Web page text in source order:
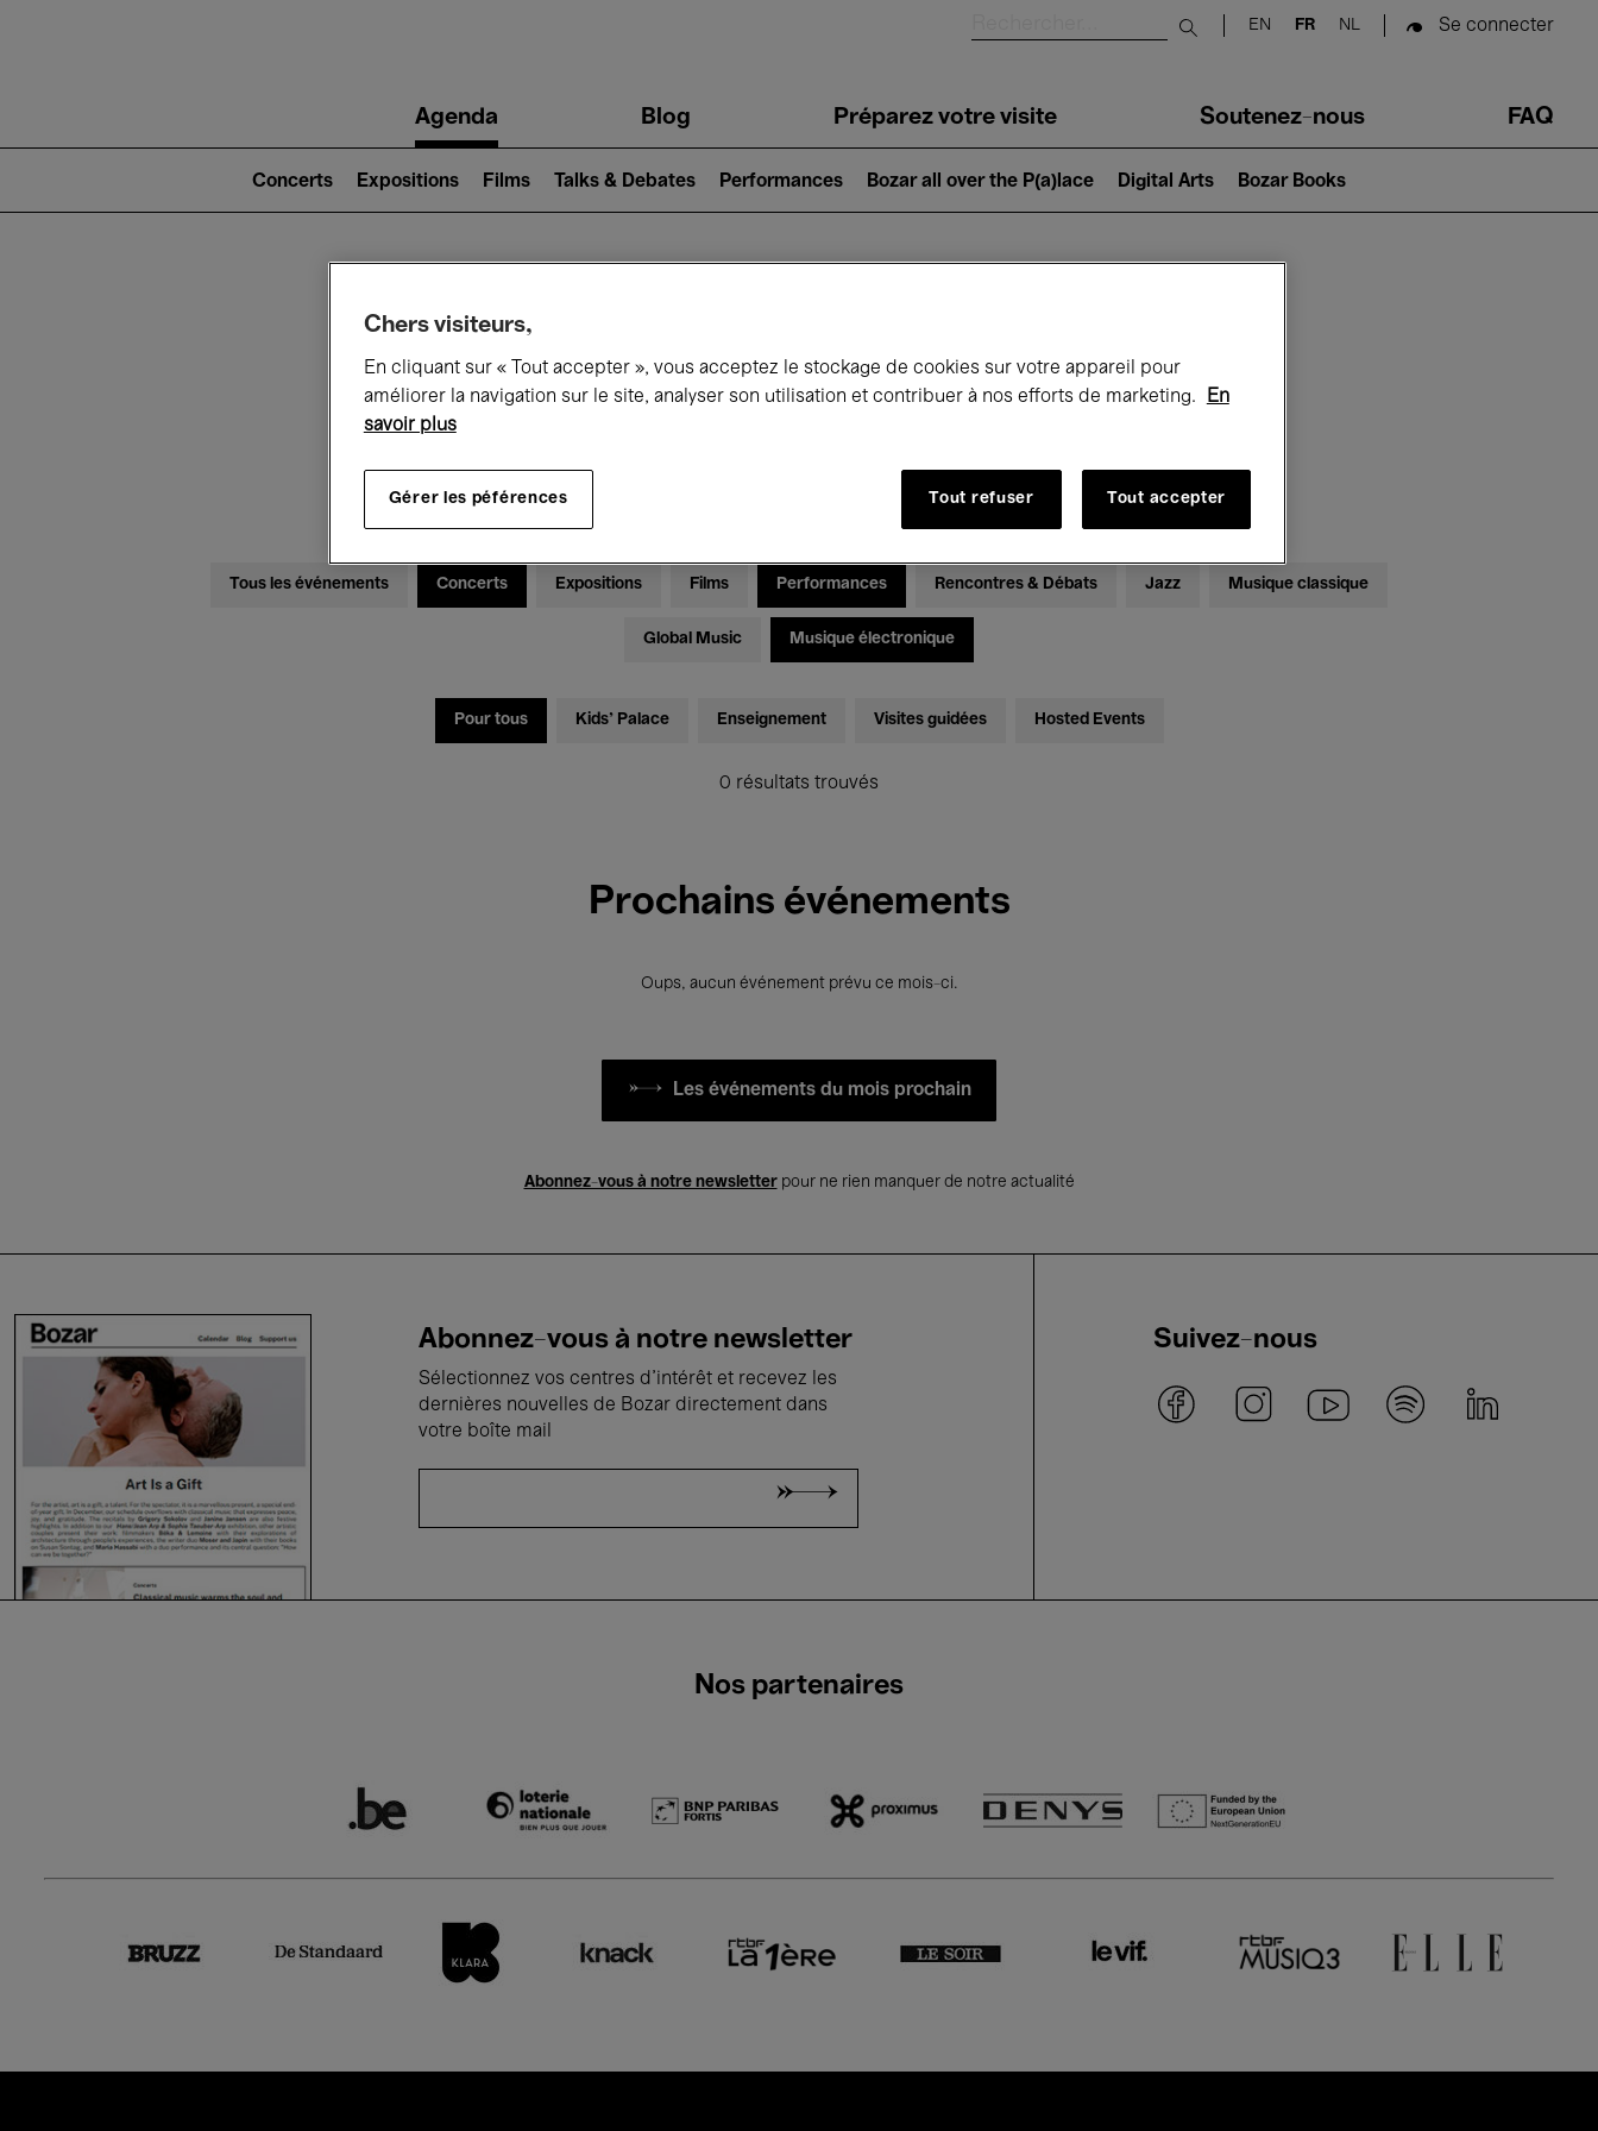
Submit search
EN FR NL Se connecter
navigationAgenda Blog Préparez votre visite Soutenez-nous FAQ
2)
Concerts Expositions Films Talks & Debates Performances Bozar all over the P(a)lace Digital Arts Bozar Books
Ce qui se passe à Bozar
Tous les événements Concerts Expositions Films Performances Rencontres & Débats Jazz Musique classique
Global Music Musique électronique
Pour tous Kids’ Palace Enseignement Visites guidées Hosted Events
0 résultats trouvés
Prochains événements
Oups, aucun événement prévu ce mois-ci.
Les événements du mois prochain
Abonnez-vous à notre newsletterpour ne rien manquer de notre actualité
Abonnez-vous à notre newsletter
Sélectionnez vos centres d'intérêt et recevez les
dernières nouvelles de Bozar directement dans
votre boîte mail
Suivez-nous
Nos partenaires
Chers visiteurs,
En cliquant sur « Tout accepter », vous acceptez le stockage de cookies sur votre appareil pour
améliorer la navigation sur le site, analyser son utilisation et contribuer à nos efforts de marketing.
En
savoir plus
Gérer les péférences Tout refuser Tout accepter